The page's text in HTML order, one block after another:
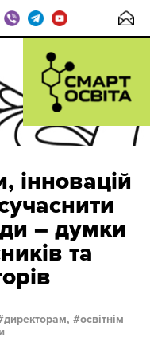
інновацій
– думки
та
директорам,
освітнім